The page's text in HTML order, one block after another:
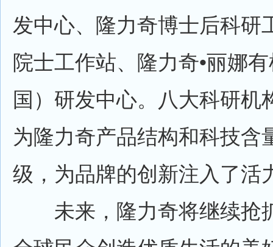
发中心、隆力奇博士后科研
院士工作站、隆力奇•丽娜
国）研发中心。八大科研机
为隆力奇产品结构和科技含
级，为品牌的创新注入了活
未来，隆力奇将继续抢